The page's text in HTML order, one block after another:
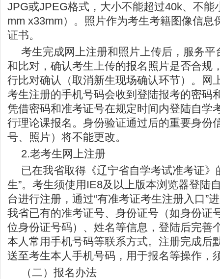
JPG或JPEG格式，大小不能超过40k、不能
mm x33mm）。照片作为考生考籍图像信息
证书。
考生完成网上注册和照片上传后，服务平
和比对，确认考生上传的报名照片是否合规
行比对确认（取消新生现场确认环节）。网
考生注册的手机号码会收到登陆报考的密码
凭借密码和准考证号在规定时间内登陆自学
行理论课报名。身份验证通过后的重要身份
号、照片）将不能更改。
2.老考生网上注册
已在我省取得《辽宁省自学考试准考证》
生”。考生须使用IE8及以上版本浏览器登陆
台进行注册，通过“有准考证考生注册入口”
我省已有的准考证号、身份证号（如身份证
位身份证号码）、姓名等信息，登陆后完善
本人常用手机号码等联系方式。注册完成后
送至考生本人手机号码，用于报名等操作，
（二）报名办法